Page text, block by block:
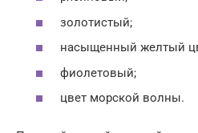
золотистый;
насыщенный желтый
фиолетовый;
цвет морской волны.